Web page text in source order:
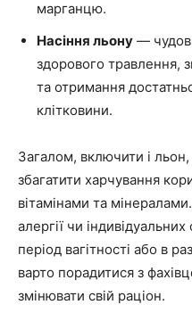
марганцю.
Насіння льону —
здорового травлення,
та отримання
клітковини.
Загалом, включити і
збагатити харчування
вітамінами та
алергії чи
період вагітності або в
варто порадитися з
змінювати свій раціон.